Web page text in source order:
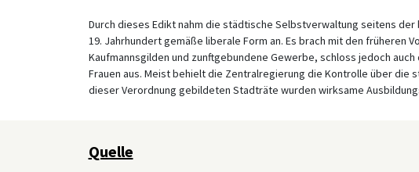
Durch dieses Edikt nahm die städtische Selbstverwaltung seitens
19. Jahrhundert gemäße liberale Form an. Es brach mit den früheren
Kaufmannsgilden und zunftgebundene Gewerbe, schloss jedoch
Frauen aus. Meist behielt die Zentralregierung die Kontrolle über die
dieser Verordnung gebildeten Stadträte wurden wirksame
Quelle